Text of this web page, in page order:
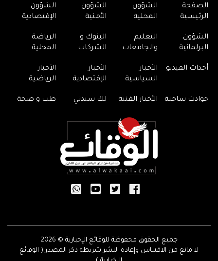
الصفحة
الرئيسية
الشؤون
المحلية
الشؤون
الأمنية
الشؤون
الإقتصادية
الشؤون
البرلمانية
التعليم
والجامعات
البنوك و
الشركات
الرياضة
المحلية
أحداث الفيديو
الأخبار
السياسية
الأخبار
الإقتصادية
الأخبار
الرياضية
حوادث ساخنة الأخبار الفنية لك سيدتي طب و صحة
جميع الحقوق محفوظة للوقائع الإخبارية © 2026
لا مانع من الاقتباس وإعادة النشر شريطة ذكر المصدر ( الوقائع